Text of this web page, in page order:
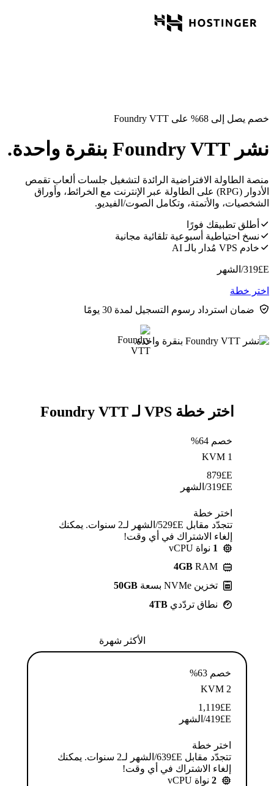
خصم يصل إلى 68% على Foundry VTT
نشر Foundry VTT بنقرة واحدة.
منصة الطاولة الافتراضية الرائدة لتشغيل جلسات ألعاب تقمص
الأدوار (RPG) على الطاولة عبر الإنترنت مع الخرائط، وأوراق
الشخصيات، والأتمتة، وتكامل الصوت/الفيديو.
أطلق تطبيقك فورًا
نسخ احتياطية أسبوعية تلقائية مجانية
خادم VPS مُدار بالـ AI
E£
319/الشهر
اختر خطة
ضمان استرداد رسوم التسجيل لمدة 30 يومًا
اختر خطة VPS لـ Foundry VTT
خصم 64%
KVM 1
E£
879
E£
319/الشهر
اختر خطة
تتجدّد مقابل E£⁦529⁩/الشهر لـ2 سنوات. يمكنك
إلغاء الاشتراك في أي وقت!
1 نواة vCPU
4GB RAM
تخزين NVMe بسعة
50GB
نطاق تردّدي 4TB
الأكثر شهرة
خصم 63%
KVM 2
E£
1,119
E£
419/الشهر
اختر خطة
تتجدّد مقابل E£⁦639⁩/الشهر لـ2 سنوات. يمكنك
إلغاء الاشتراك في أي وقت!
2 نواة vCPU